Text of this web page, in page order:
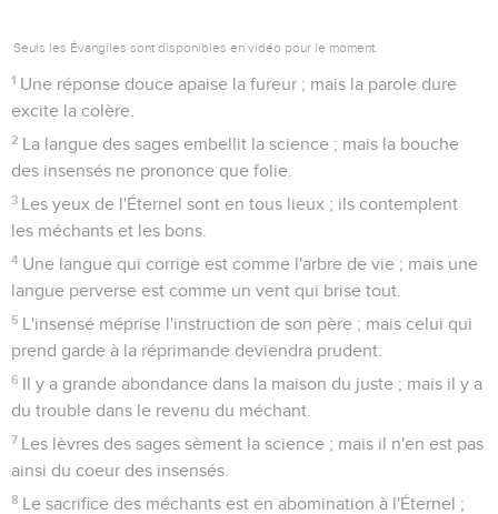
Seuls les Évangiles sont disponibles en vidéo pour le moment.
1 Une réponse douce apaise la fureur ; mais la parole dure
excite la colère.
2 La langue des sages embellit la science ; mais la bouche
des insensés ne prononce que folie.
3 Les yeux de l'Éternel sont en tous lieux ; ils contemplent
les méchants et les bons.
4 Une langue qui corrige est comme l'arbre de vie ; mais une
langue perverse est comme un vent qui brise tout.
5 L'insensé méprise l'instruction de son père ; mais celui qui
prend garde à la réprimande deviendra prudent.
6 Il y a grande abondance dans la maison du juste ; mais il y a
du trouble dans le revenu du méchant.
7 Les lèvres des sages sèment la science ; mais il n'en est pas
ainsi du coeur des insensés.
8 Le sacrifice des méchants est en abomination à l'Éternel ;